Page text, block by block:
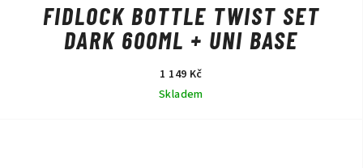
FIDLOCK BOTTLE TWIST SET
DARK 600ML + UNI BASE
1 149 Kč
Skladem